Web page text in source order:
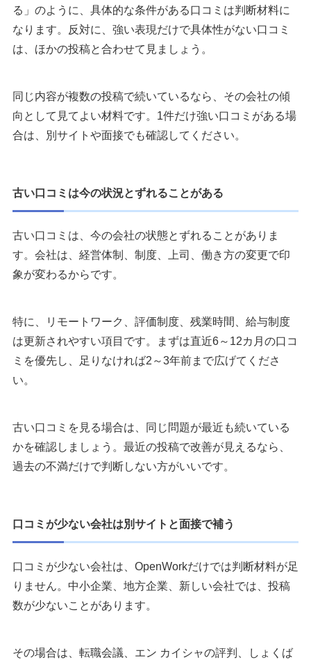
る」のように、具体的な条件がある口コミは判断材料に
なります。反対に、強い表現だけで具体性がない口コミ
は、ほかの投稿と合わせて見ましょう。
同じ内容が複数の投稿で続いているなら、その会社の傾
向として見てよい材料です。1件だけ強い口コミがある場
合は、別サイトや面接でも確認してください。
古い口コミは今の状況とずれることがある
古い口コミは、今の会社の状態とずれることがありま
す。会社は、経営体制、制度、上司、働き方の変更で印
象が変わるからです。
特に、リモートワーク、評価制度、残業時間、給与制度
は更新されやすい項目です。まずは直近6～12カ月の口コ
ミを優先し、足りなければ2～3年前まで広げてくださ
い。
古い口コミを見る場合は、同じ問題が最近も続いている
かを確認しましょう。最近の投稿で改善が見えるなら、
過去の不満だけで判断しない方がいいです。
口コミが少ない会社は別サイトと面接で補う
口コミが少ない会社は、OpenWorkだけでは判断材料が足
りません。中小企業、地方企業、新しい会社では、投稿
数が少ないことがあります。
その場合は、転職会議、エン カイシャの評判、しょくば